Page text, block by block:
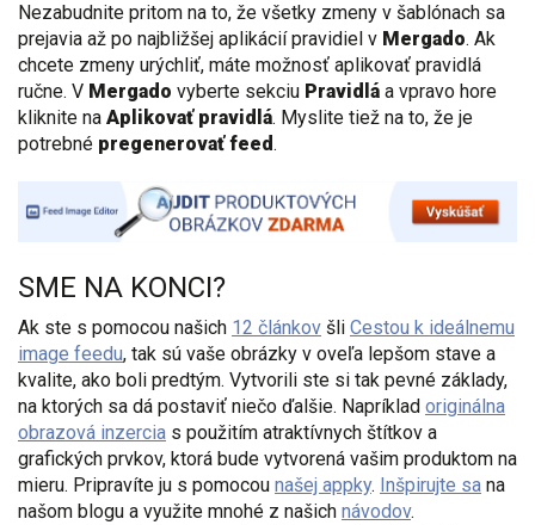
Nezabudnite pritom na to, že všetky zmeny v šablónach sa
prejavia až po najbližšej aplikácií pravidiel v Mergado. Ak
chcete zmeny urýchliť, máte možnosť aplikovať pravidlá
ručne. V Mergado vyberte sekciu Pravidlá a vpravo hore
kliknite na Aplikovať pravidlá. Myslite tiež na to, že je
potrebné pregenerovať feed.
SME NA KONCI?
Ak ste s pomocou našich 12 článkov šli Cestou k ideálnemu
image feedu, tak sú vaše obrázky v oveľa lepšom stave a
kvalite, ako boli predtým. Vytvorili ste si tak pevné základy,
na ktorých sa dá postaviť niečo ďalšie. Napríklad originálna
obrazová inzercia s použitím atraktívnych štítkov a
grafických prvkov, ktorá bude vytvorená vašim produktom na
mieru. Pripravíte ju s pomocou našej appky. Inšpirujte sa na
našom blogu a využite mnohé z našich návodov.